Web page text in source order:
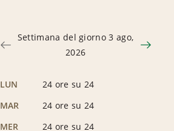
Settimana del giorno 3 ago,
2026
LUN
24 ore su 24
MAR
24 ore su 24
MER
24 ore su 24